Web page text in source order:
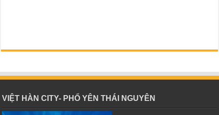
VIỆT HÀN CITY- PHỔ YÊN THÁI NGUYÊN